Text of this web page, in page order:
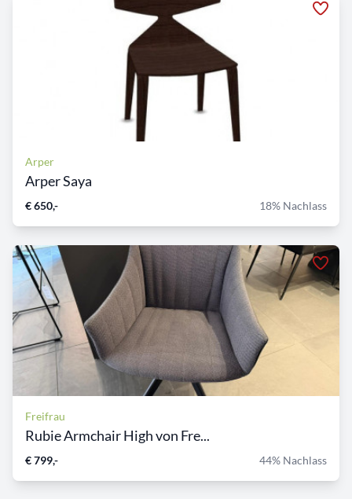
Arper
Arper Saya
€ 650,- 18% Nachlass
Freifrau
Rubie Armchair High von Fre...
€ 799,- 44% Nachlass